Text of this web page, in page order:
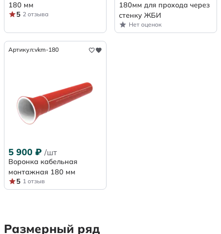
180 мм
5 2 отзыва
180мм для прохода через
стенку ЖБИ
Нет оценок
Артикул:vkm-180
5 900 ₽ /шт
Воронка кабельная
монтажная 180 мм
5 1 отзыв
Размерный ряд